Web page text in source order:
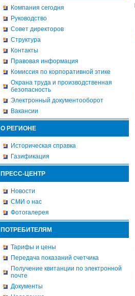
Компания сегодня
Руководство
Совет директоров
Структура
Контакты
Правовая информация
Комиссия по корпоративной этике
Охрана труда и производственная
безопасность
Электронный документооборот
Вакансии
О РЕГИОНЕ
Историческая справка
Газификация
ПРЕСС-ЦЕНТР
Новости
СМИ о нас
Фотогалерея
ПОТРЕБИТЕЛЯМ
Тарифы и цены
Передача показаний счетчика
Получение квитанции по электронной
почте
Документы